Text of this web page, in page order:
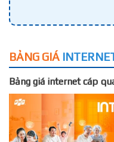
BẢNG GIÁ
Bảng giá internet cáp